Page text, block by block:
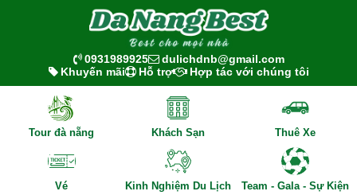
0931989925
dulichdnb@gmail.com
Khuyến mãi
Hỗ trợ Hợp tác với chúng tôi
Tour đà nẵng Khách Sạn Thuê Xe
Vé Kinh Nghiệm Du Lịch Team - Gala - Sự Kiện